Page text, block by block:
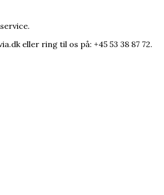
eller ring til os på: +45 53 38 87 72.